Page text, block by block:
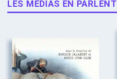
LES MÉDIAS EN PARLENT